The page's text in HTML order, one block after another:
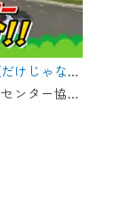
おうちで猿ジョイどうぶつえん～霊長類だけじゃない！？ 夏休みは日本モンキーセンターへ！～（2024年8月16日初回放送）
世界屈指のサル類動物園・日本モンキーセンター協力の親子で学べる動物番組。